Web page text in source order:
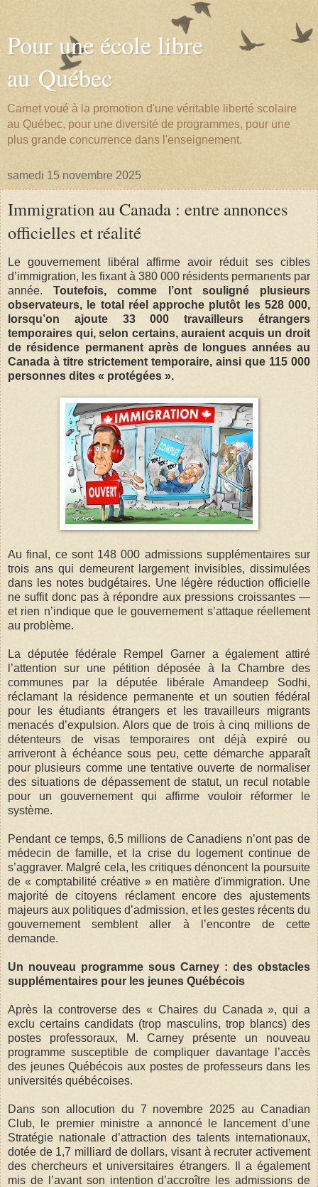
Pour une école libre
au Québec
Carnet voué à la promotion d'une véritable liberté scolaire
au Québec, pour une diversité de programmes, pour une
plus grande concurrence dans l'enseignement.
samedi 15 novembre 2025
Immigration au Canada : entre annonces
officielles et réalité
Le gouvernement libéral affirme avoir réduit ses cibles
d’immigration, les fixant à 380 000 résidents permanents par
année.Toutefois, comme l’ont souligné plusieurs
observateurs, le total réel approche plutôt les 528 000,
lorsqu’on ajoute 33 000 travailleurs étrangers
temporaires qui, selon certains, auraient acquis un droit
de résidence permanent après de longues années au
Canada à titre strictement temporaire, ainsi que 115 000
personnes dites « protégées ».
Au final, ce sont 148 000 admissions supplémentaires sur
trois ans qui demeurent largement invisibles, dissimulées
dans les notes budgétaires. Une légère réduction officielle
ne suffit donc pas à répondre aux pressions croissantes —
et rien n’indique que le gouvernement s’attaque réellement
au problème.
La députée fédérale Rempel Garner a également attiré
l’attention sur une pétition déposée à la Chambre des
communes par la députée libérale Amandeep Sodhi,
réclamant la résidence permanente et un soutien fédéral
pour les étudiants étrangers et les travailleurs migrants
menacés d’expulsion. Alors que de trois à cinq millions de
détenteurs de visas temporaires ont déjà expiré ou
arriveront à échéance sous peu, cette démarche apparaît
pour plusieurs comme une tentative ouverte de normaliser
des situations de dépassement de statut, un recul notable
pour un gouvernement qui affirme vouloir réformer le
système.
Pendant ce temps, 6,5 millions de Canadiens n’ont pas de
médecin de famille, et la crise du logement continue de
s’aggraver. Malgré cela, les critiques dénoncent la poursuite
de « comptabilité créative » en matière d'immigration. Une
majorité de citoyens réclament encore des ajustements
majeurs aux politiques d’admission, et les gestes récents du
gouvernement semblent aller à l’encontre de cette
demande.
Un nouveau programme sous Carney : des obstacles
supplémentaires pour les jeunes Québécois
Après la controverse des « Chaires du Canada », qui a
exclu certains candidats (trop masculins, trop blancs) des
postes professoraux, M. Carney présente un nouveau
programme susceptible de compliquer davantage l’accès
des jeunes Québécois aux postes de professeurs dans les
universités québécoises.
Dans son allocution du 7 novembre 2025 au Canadian
Club, le premier ministre a annoncé le lancement d’une
Stratégie nationale d’attraction des talents internationaux,
dotée de 1,7 milliard de dollars, visant à recruter activement
des chercheurs et universitaires étrangers. Il a également
mis de l’avant son intention d’accroître les admissions de